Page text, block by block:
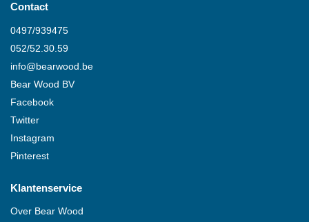
Contact
0497/939475
052/52.30.59
info@bearwood .be
Bear Wood BV
Facebook
Twitter
Instagram
Pinterest
Klantenservice
Over Bear Wood